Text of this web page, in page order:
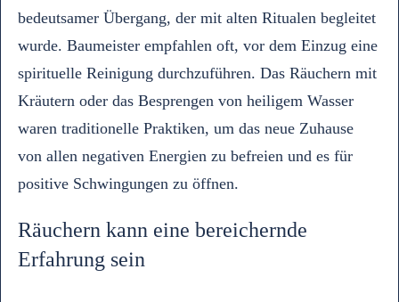
bedeutsamer Übergang, der mit alten Ritualen begleitet
wurde. Baumeister empfahlen oft, vor dem Einzug eine
spirituelle Reinigung durchzuführen. Das Räuchern mit
Kräutern oder das Besprengen von heiligem Wasser
waren traditionelle Praktiken, um das neue Zuhause
von allen negativen Energien zu befreien und es für
positive Schwingungen zu öffnen.
Räuchern kann eine bereichernde
Erfahrung sein